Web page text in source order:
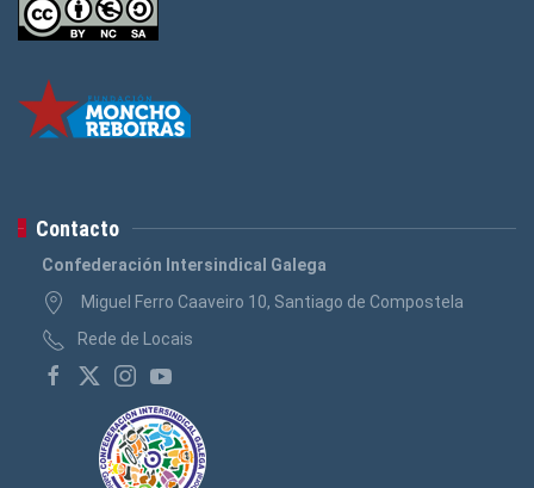
Contacto
Confederación Intersindical Galega
Miguel Ferro Caaveiro 10, Santiago de Compostela
Rede de Locais